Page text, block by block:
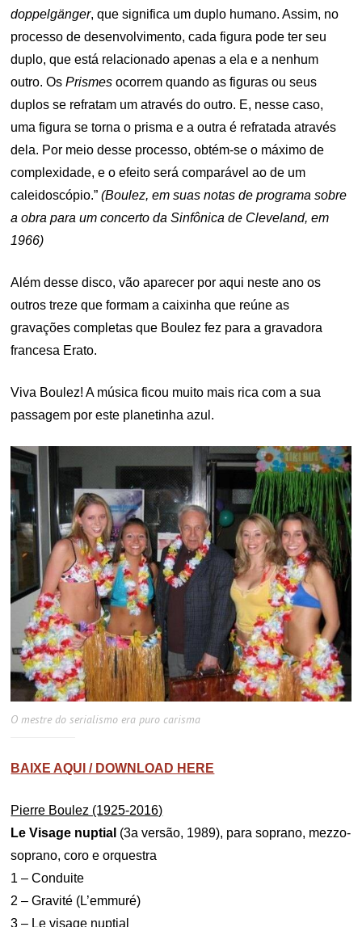
doppelgänger, que significa um duplo humano. Assim, no
processo de desenvolvimento, cada figura pode ter seu
duplo, que está relacionado apenas a ela e a nenhum
outro. OsPrismes ocorrem quando as figuras ou seus
duplos se refratam um através do outro. E, nesse caso,
uma figura se torna o prisma e a outra é refratada através
dela. Por meio desse processo, obtém-se o máximo de
complexidade, e o efeito será comparável ao de um
caleidoscópio.”(Boulez, em suas notas de programa sobre
a obra para um concerto da Sinfônica de Cleveland, em
1966)
Além desse disco, vão aparecer por aqui neste ano os
outros treze que formam a caixinha que reúne as
gravações completas que Boulez fez para a gravadora
francesa Erato.
Viva Boulez! A música ficou muito mais rica com a sua
passagem por este planetinha azul.
O mestre do serialismo era puro carisma
BAIXE AQUI / DOWNLOAD HERE
Pierre Boulez (1925-2016)
Le Visage nuptial (3a versão, 1989), para soprano, mezzo-
soprano, coro e orquestra
1 – Conduite
2 – Gravité (L’emmuré)
3 – Le visage nuptial